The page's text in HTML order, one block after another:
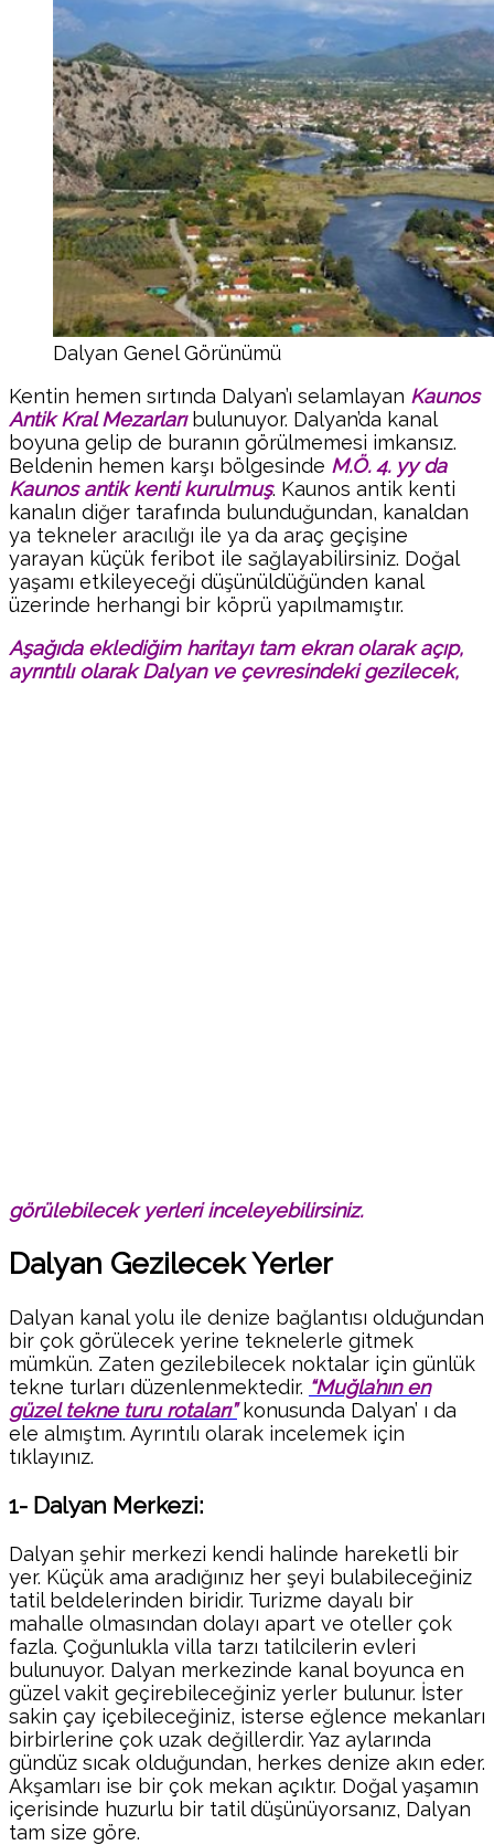
Dalyan Genel Görünümü
Kentin hemen sırtında Dalyan’ı selamlayan Kaunos
Antik Kral Mezarlarıbulunuyor. Dalyan’da kanal
boyuna gelip de buranın görülmemesi imkansız.
Beldenin hemen karşı bölgesinde M.Ö. 4. yy da
Kaunos antik kenti kurulmuş. Kaunos antik kenti
kanalın diğer tarafında bulunduğundan, kanaldan
ya tekneler aracılığı ile ya da araç geçişine
yarayan küçük feribot ile sağlayabilirsiniz. Doğal
yaşamı etkileyeceği düşünüldüğünden kanal
üzerinde herhangi bir köprü yapılmamıştır.
Aşağıda eklediğim haritayı tam ekran olarak açıp,
ayrıntılı olarak Dalyan ve çevresindeki gezilecek,
görülebilecek yerleri inceleyebilirsiniz.
Dalyan Gezilecek Yerler
Dalyan kanal yolu ile denize bağlantısı olduğundan
bir çok görülecek yerine teknelerle gitmek
mümkün. Zaten gezilebilecek noktalar için günlük
tekne turları düzenlenmektedir. “Muğla’nın en
güzel tekne turu rotaları”konusunda Dalyan’ ı da
ele almıştım. Ayrıntılı olarak incelemek için
tıklayınız.
1- Dalyan Merkezi:
Dalyan şehir merkezi kendi halinde hareketli bir
yer. Küçük ama aradığınız her şeyi bulabileceğiniz
tatil beldelerinden biridir. Turizme dayalı bir
mahalle olmasından dolayı apart ve oteller çok
fazla. Çoğunlukla villa tarzı tatilcilerin evleri
bulunuyor. Dalyan merkezinde kanal boyunca en
güzel vakit geçirebileceğiniz yerler bulunur. İster
sakin çay içebileceğiniz, isterse eğlence mekanları
birbirlerine çok uzak değillerdir. Yaz aylarında
gündüz sıcak olduğundan, herkes denize akın eder.
Akşamları ise bir çok mekan açıktır. Doğal yaşamın
içerisinde huzurlu bir tatil düşünüyorsanız, Dalyan
tam size göre.